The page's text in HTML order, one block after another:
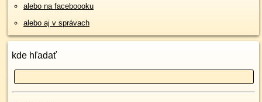
alebo na faceboooku
alebo aj v správach
kde hľadať